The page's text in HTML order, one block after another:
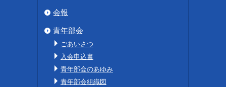
会報
青年部会
ごあいさつ
入会申込書
青年部会のあゆみ
青年部会組織図